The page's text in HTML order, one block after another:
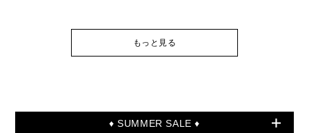
もっと見る
♦ SUMMER SALE ♦